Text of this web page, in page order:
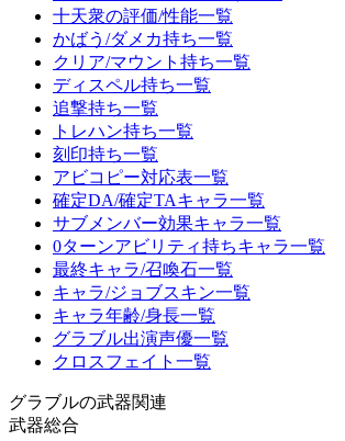
十天衆の評価/性能一覧
かばう/ダメカ持ち一覧
クリア/マウント持ち一覧
ディスペル持ち一覧
追撃持ち一覧
トレハン持ち一覧
刻印持ち一覧
アビコピー対応表一覧
確定DA/確定TAキャラ一覧
サブメンバー効果キャラ一覧
0ターンアビリティ持ちキャラ一覧
最終キャラ/召喚石一覧
キャラ/ジョブスキン一覧
キャラ年齢/身長一覧
グラブル出演声優一覧
クロスフェイト一覧
グラブルの武器関連
武器総合